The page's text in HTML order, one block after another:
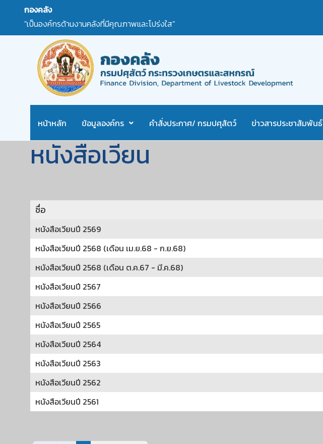
กองคลัง
"เป็นองค์กรด้านงานคลังที่มีคุณภาพและโปร่งใส"
หน้าหลัก ข้อมูลองค์กร คำสั่งประกาศ/ กรมปศุสัตว์ ข่าวสารประชาสัมพันธ์
หนังสือเวียน
ชื่อ
หนังสือเวียนปี 2569
หนังสือเวียนปี 2568 (เดือน เม.ย.68 - ก.ย.68)
หนังสือเวียนปี 2568 (เดือน ต.ค.67 - มี.ค.68)
หนังสือเวียนปี 2567
หนังสือเวียนปี 2566
หนังสือเวียนปี 2565
หนังสือเวียนปี 2564
หนังสือเวียนปี 2563
หนังสือเวียนปี 2562
หนังสือเวียนปี 2561